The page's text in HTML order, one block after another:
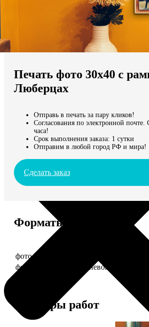
Мы доставляем по всему миру
Продолжить без города
Печать фото 30х40 с
Люберцах
Отправь в печать за пару кликов!
Согласования по электронной почте.
часа!
Срок выполнения заказа: 1 сутки
Отправим в любой город РФ и мира!
Сделать заказ
Форматы и цены
фото 30х40 в деревянной рамке
фото 30х40 в алюминиевой рамке
Примеры работ